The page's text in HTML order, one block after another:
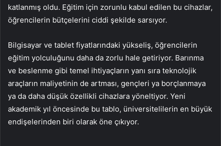
katlanmış oldu. Eğitim için zorunlu kabul edilen bu cihazlar,
öğrencilerin bütçelerini ciddi şekilde sarsıyor.
Bilgisayar ve tablet fiyatlarındaki yükseliş, öğrencilerin
eğitim yolculuğunu daha da zorlu hale getiriyor. Barınma
ve beslenme gibi temel ihtiyaçların yanı sıra teknolojik
araçların maliyetinin de artması, gençleri ya borçlanmaya
ya da daha düşük özellikli cihazlara yöneltiyor. Yeni
akademik yıl öncesinde bu tablo, üniversitelilerin en büyük
endişelerinden biri olarak öne çıkıyor.